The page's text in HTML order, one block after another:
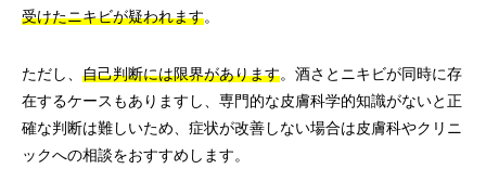
受けたニキビが疑われます。
ただし、 自己判断には限界があります。酒さとニキビが同時に存
在するケースもありますし、専門的な皮膚科学的知識がないと正
確な判断は難しいため、症状が改善しない場合は皮膚科やクリニ
ックへの相談をおすすめします。